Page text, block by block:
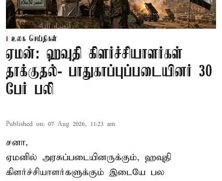
உலக செய்திகள்
ஏமன்: ஹவுதி கிளர்ச்சியாளர்கள்
தாக்குதல்- பாதுகாப்புப்படையினர் 30
பேர் பலி
Published on: 07 Aug 2026, 11:23 am
சனா,
ஏமனில் அரசுப்படையினருக்கும், ஹவுதி
கிளர்ச்சியாளர்களுக்கும் இடையே பல